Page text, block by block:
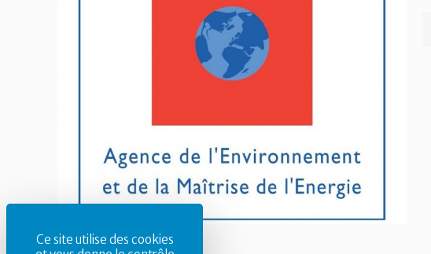
Ce site utilise des cookies